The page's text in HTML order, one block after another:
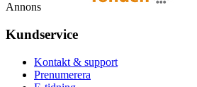
Annons
Kundservice
Kontakt & support
Prenumerera